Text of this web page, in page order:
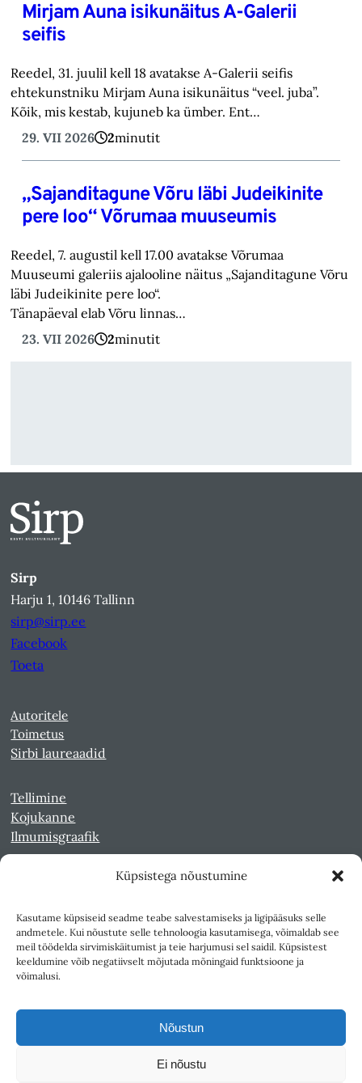
Küpsistega nõustumine
Kasutame küpsiseid seadme teabe salvestamiseks ja ligipääsuks selle
andmetele. Kui nõustute selle tehnoloogia kasutamisega, võimaldab see
meil töödelda sirvimiskäitumist ja teie harjumusi sel saidil. Küpsistest
keeldumine võib negatiivselt mõjutada mõningaid funktsioone ja
võimalusi.
Nõustun
Ei nõustu
Mirjam Auna isikunäitus A-Galerii
seifis
Reedel, 31. juulil kell 18 avatakse A-Galerii seifis
ehtekunstniku Mirjam Auna isikunäitus “veel. juba”.
Kõik, mis kestab, kujuneb ka ümber. Ent…
29. VII 2026
2minutit
„Sajanditagune Võru läbi Judeikinite
pere loo“ Võrumaa muuseumis
Reedel, 7. augustil kell 17.00 avatakse Võrumaa
Muuseumi galeriis ajalooline näitus „Sajanditagune Võru
läbi Judeikinite pere loo“.
Tänapäeval elab Võru linnas…
23. VII 2026
2minutit
Sirp
Harju 1, 10146 Tallinn
sirp@sirp.ee
Facebook
Toeta
Autoritele
Toimetus
Sirbi laureaadid
Tellimine
Kojukanne
Ilmumisgraafik
Kultuurileht 1994-1997
Reede 1989-1990
Sirp ja Vasar 1940-1989
Teksti- ja andmekaeve